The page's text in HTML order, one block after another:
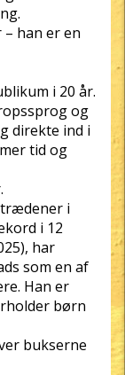
han er en
i 20 år.
og
direkte ind i
tid og
i
i 12
har
som en af
Han er
børn
bukserne